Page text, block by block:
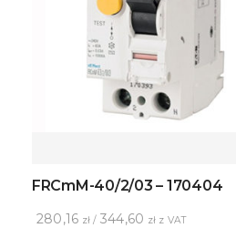
FRCmM-40/2/03 – 170404
280,16 zł / 344,60 zł z VAT